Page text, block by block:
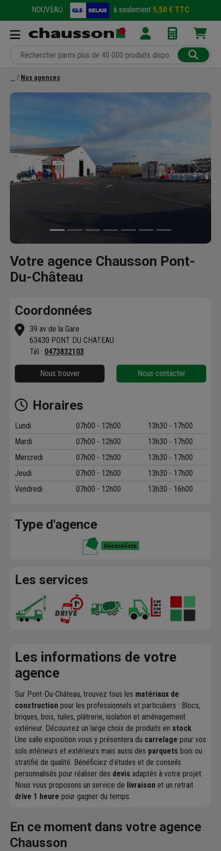
NOUVEAU : à seulement 5,50 € TTC
Nos agences
Précédent Suivant
Votre agence Chausson Pont-
Du-Château
Coordonnées
39 av de la Gare
63430 PONT DU CHATEAU
Tél : 0473832103
Nous trouver Nous contacter
Horaires
Lundi 07h00 - 12h00
13h30 - 17h00
Mardi
07h00 - 12h00
13h30 - 17h00
Mercredi
07h00 - 12h00
13h30 - 17h00
Jeudi
07h00 - 12h00
13h30 - 17h00
Vendredi
07h00 - 12h00 13h30 - 16h00
Type d'agence
Généraliste
Les services
Les informations de votre
agence
Sur Pont-Du-Château, trouvez tous les matériaux de
construction pour les professionnels et particuliers : Blocs,
briques, bois, tuiles, plâtrerie, isolation et aménagement
extérieur. Découvrez un large choix de produits en stock.
Une salle exposition vous y présentera du carrelage pour vos
sols intérieurs et extérieurs mais aussi des parquets bois ou
stratifié de qualité. Bénéficiez d’études et de conseils
personnalisés pour réaliser des devis adaptés à votre projet.
Nous vous proposons un service de livraison et un retrait
drive 1 heure pour gagner du temps.
En ce moment dans votre agence
Chausson